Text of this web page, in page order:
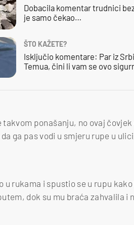
Dobacila komentar trudnici
je samo čekao…
ŠTO KAŽETE?
Isključio komentare: Par iz
Temua, čini li vam se ovo
takvom ponašanju, no ovaj
ga pas vodi u smjeru rupe u
u rukama i spustio se u rupu
dok su mu braća zahvalila i